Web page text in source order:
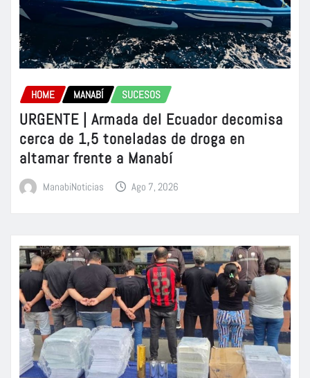
HOME MANABÍ SUCESOS
URGENTE | Armada del Ecuador decomisa
cerca de 1,5 toneladas de droga en
altamar frente a Manabí
ManabiNoticias Ago 7, 2026